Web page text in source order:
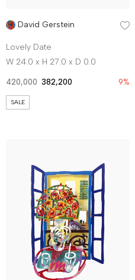
David Gerstein
Lovely Date
W 24.0 x H 27.0 x D 0.0
420,000 382,200 9%
SALE